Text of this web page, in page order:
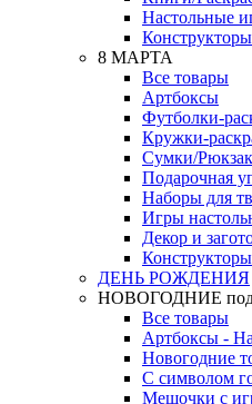
Настольные
8 МАРТА
Все товары
Артбоксы
Футболки-
Кружки-
Сумки/
Подарочная
Наборы для
Игры
Декор и
Конструкторы
ДЕНЬ РОЖДЕНИЯ
НОВОГОДНИЕ
Все товары
Артбоксы -
Новогодние
С символом
Мешочки с